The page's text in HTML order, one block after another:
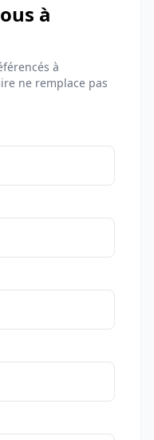
à
à
ne remplace pas